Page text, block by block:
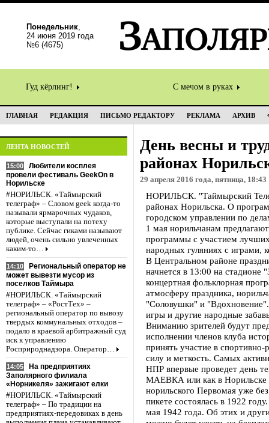
Понедельник,
24 июня 2019 года
№6 (4675)
Гуд кёрлинг! С мечом в руках
ГЛАВНАЯ РЕДАКЦИЯ ПИСЬМО РЕДАКТОРУ РЕКЛАМА АРХИВ
ЛЕНТА НОВОСТЕЙ
15:00
Любители косплея
провели фестиваль GeekOn в
Норильске
#НОРИЛЬСК. «Таймырский
телеграф» – Словом geek когда-то
называли ярмарочных чудаков,
которые выступали на потеху
публике. Сейчас гиками называют
людей, очень сильно увлеченных
каким-то…
14:10
Региональный оператор не
может вывезти мусор из
поселков Таймыра
#НОРИЛЬСК. «Таймырский
телеграф» – «РостТех» –
региональный оператор по вывозу
твердых коммунальных отходов –
подало в краевой арбитражный суд
иск к управлению
Росприроднадзора. Оператор…
14:05
На предприятиях
Заполярного филиала
«Норникеля» зажигают елки
#НОРИЛЬСК. «Таймырский
телеграф» – По традиции на
предприятиях-передовиках в день
День весны и
районах
29 апреля 2016 года, пятница, 18:43
НОРИЛЬСК. "Таймырский
районах Норильска. О
городском управлении по
1 мая норильчанам
программы с участием лучших
народных гуляниях с играми,
В Центральном районе
начнется в 13:00 на стадионе
концертная фольклорная
атмосферу праздника,
"Соловушки" и
игры и другие народные
Вниманию зрителей будут
исполнении членов клуба
принять участие в спортивно-
силу и меткость. Самых
НПР впервые проведет день
МАЕВКА или как в Норильске
норильского Первомая уже
пикете состоялась в 1922
мая 1942 года. Об этих и